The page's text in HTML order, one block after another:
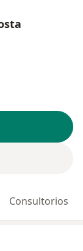
Consultorios